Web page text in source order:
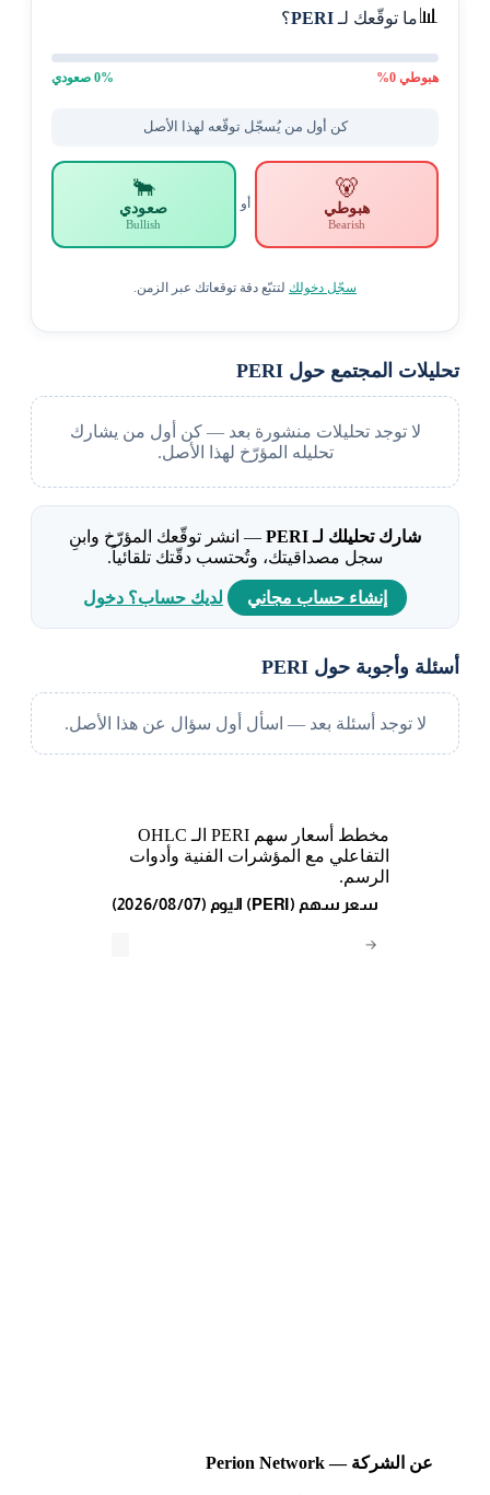
📊ما توقّعك لـPERI؟
هبوطي0
%
0% صعودي
كن أول من يُسجّل توقّعه لهذا الأصل
🐻
هبوطي
Bearish
أو
🐂
صعودي
Bullish
سجّل دخولكلتتبّع دقة توقعاتك عبر الزمن.
تحليلات المجتمع حول PERI
لا توجد تحليلات منشورة بعد — كن أول من يشارك
تحليله المؤرّخ لهذا الأصل.
شارك تحليلك لـ PERI
— انشر توقّعك المؤرّخ وابنِ
سجل مصداقيتك، وتُحتسب دقّتك تلقائياً.
إنشاء حساب مجاني لديك حساب؟ دخول
أسئلة وأجوبة حول PERI
لا توجد أسئلة بعد — اسأل أول سؤال عن هذا الأصل.
مخطط أسعار سهم PERI الـ OHLC
التفاعلي مع المؤشرات الفنية وأدوات
الرسم.
→
(2026/08/07) اليوم (PERI) سعر سهم
عن الشركة — Perion Network